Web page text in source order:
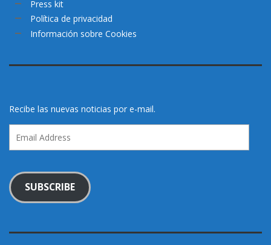
Press kit
Política de privacidad
Información sobre Cookies
Recibe las nuevas noticias por e-mail.
Address
SUBSCRIBE